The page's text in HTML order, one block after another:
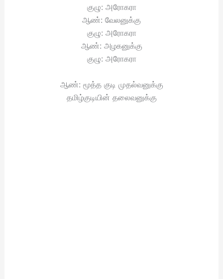
குழு: அரோகரா
ஆண்: வேலனுக்கு
குழு: அரோகரா
ஆண்: அழகனுக்கு
குழு: அரோகரா
ஆண்: மூத்த குடி முதல்வனுக்கு
தமிழ்குடியின் தலைவனுக்கு